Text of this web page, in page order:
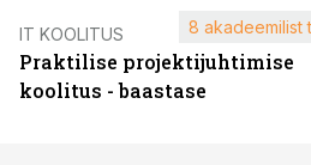
IT KOOLITUS
Praktilise projektijuhtimise
koolitus - baastase
8 akadeemilist